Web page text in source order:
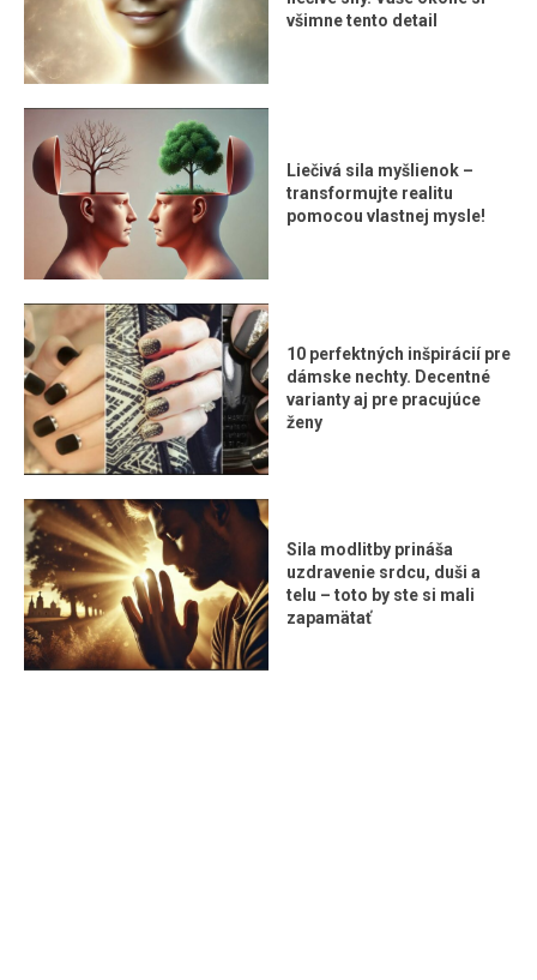
všimne tento detail
Liečivá sila myšlienok –
transformujte realitu
pomocou vlastnej mysle!
10 perfektných inšpirácií pre
dámske nechty. Decentné
varianty aj pre pracujúce
ženy
Sila modlitby prináša
uzdravenie srdcu, duši a
telu – toto by ste si mali
zapamätať